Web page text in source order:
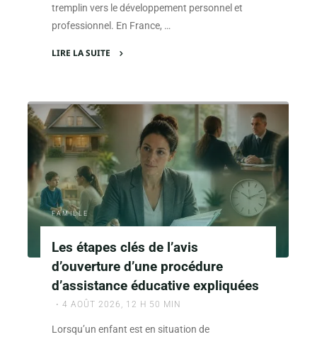
tremplin vers le développement personnel et
professionnel. En France, …
LIRE LA SUITE
une
association
loi
1901
peut
changer
votre
vie"
FAMILLE
Les étapes clés de l’avis
d’ouverture d’une procédure
d’assistance éducative expliquées
4 AOÛT 2026, 12 H 50 MIN
Lorsqu’un enfant est en situation de